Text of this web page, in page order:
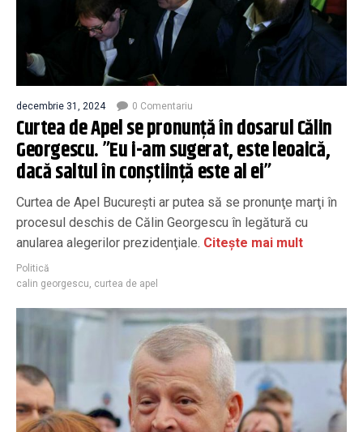
decembrie 31, 2024 0 Comentariu
Curtea de Apel se pronunță în dosarul Călin
Georgescu. ”Eu i-am sugerat, este leoaică,
dacă saltul în conștiință este al ei”
Curtea de Apel Bucureşti ar putea să se pronunţe marţi în
procesul deschis de Călin Georgescu în legătură cu
anularea alegerilor prezidenţiale. Citește mai mult
Politică
calin georgescu, curtea de apel